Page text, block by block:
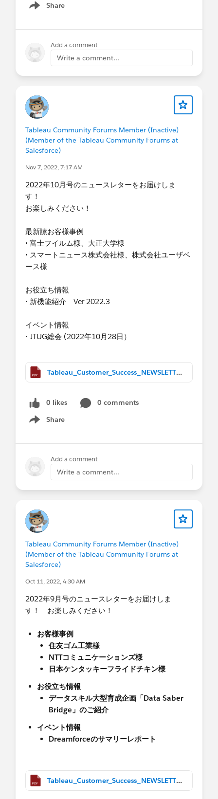
Share
Show menu
Add a comment
Write a comment...
Tableau Community Forums Member (Inactive)
(Member of the Tableau Community Forums at
Salesforce)
Nov 7, 2022, 7:17 AM
2022年10月号の​ニュースレターをお届けしま
す！
お楽しみください！
最新䛾お客様事例
• 富士フイルム様、大正大学様
• スマートニュース株式会社様、株式会社ユーザベ
ース様
お役立ち情報
• 新機能紹介 Ver 2022.3
イベント情報
• JTUG総会 (2022年10月28日）
Tableau_Customer_Success_NEWSLETTER_October 2022-10.pptx.pdf
0 likes
0 comments
Share
Show menu
Add a comment
Write a comment...
Tableau Community Forums Member (Inactive)
(Member of the Tableau Community Forums at
Salesforce)
Oct 11, 2022, 4:30 AM
2022年9月号の​ニュースレターをお届けしま
す！ お楽しみください！
お客様事例
住友ゴム工業様
NTTコミュニケーションズ様
日本ケンタッキーフライドチキン様​
お役立ち情報
データスキル大型育成企画「Data Saber
Bridge」のご紹介
イベント情報
Dreamforceのサマリーレポート
Tableau_Customer_Success_NEWSLETTER_September 2022-09.pdf